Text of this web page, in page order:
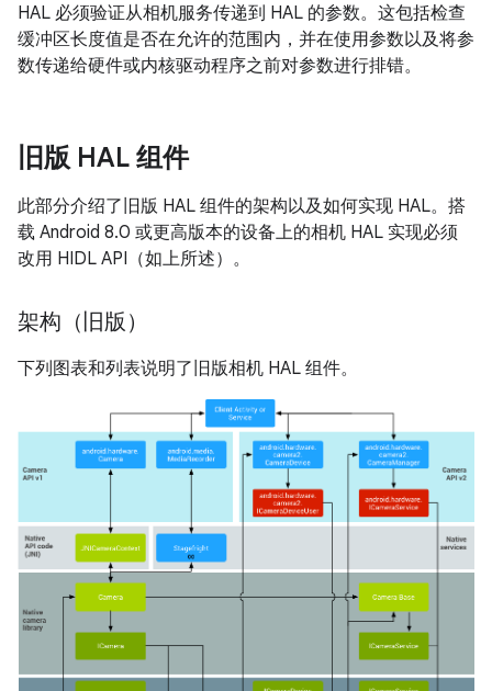
HAL 必须验证从相机服务传递到 HAL 的参数。这包括检查
缓冲区长度值是否在允许的范围内，并在使用参数以及将参
数传递给硬件或内核驱动程序之前对参数进行排错。
旧版 HAL 组件
此部分介绍了旧版 HAL 组件的架构以及如何实现 HAL。搭
载 Android 8.0 或更高版本的设备上的相机 HAL 实现必须
改用 HIDL API（如上所述）。
架构（旧版）
下列图表和列表说明了旧版相机 HAL 组件。